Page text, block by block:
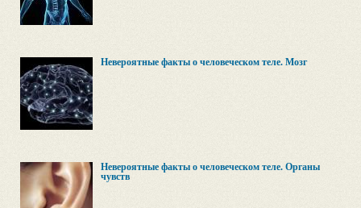
Невероятные факты о человеческом теле. Мозг
Невероятные факты о человеческом теле. Органы
чувств